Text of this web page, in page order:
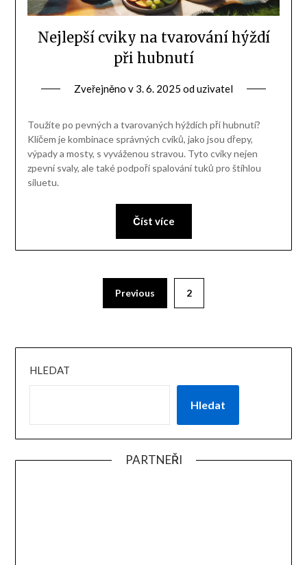
Nejlepší cviky na tvarování hýždí
při hubnutí
Zveřejněno v 3. 6. 2025 oduzivatel
Toužíte po pevných a tvarovaných hýždích při hubnutí?
Klíčem je kombinace správných cviků, jako jsou dřepy,
výpady a mosty, s vyváženou stravou. Tyto cviky nejen
zpevní svaly, ale také podpoří spalování tuků pro štíhlou
siluetu.
Číst více
Previous 2
HLEDAT
Hledat
PARTNEŘI